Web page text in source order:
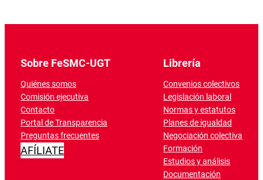
Sobre FeSMC-UGT
Quiénes somos
Comisión ejecutiva
Contacto
Portal de Transparencia
Preguntas frecuentes
AFÍLIATE
Librería
Convenios colectivos
Legislación laboral
Normas y estatutos
Planes de igualdad
Negociación colectiva
Formación
Estudios y análisis
Documentación